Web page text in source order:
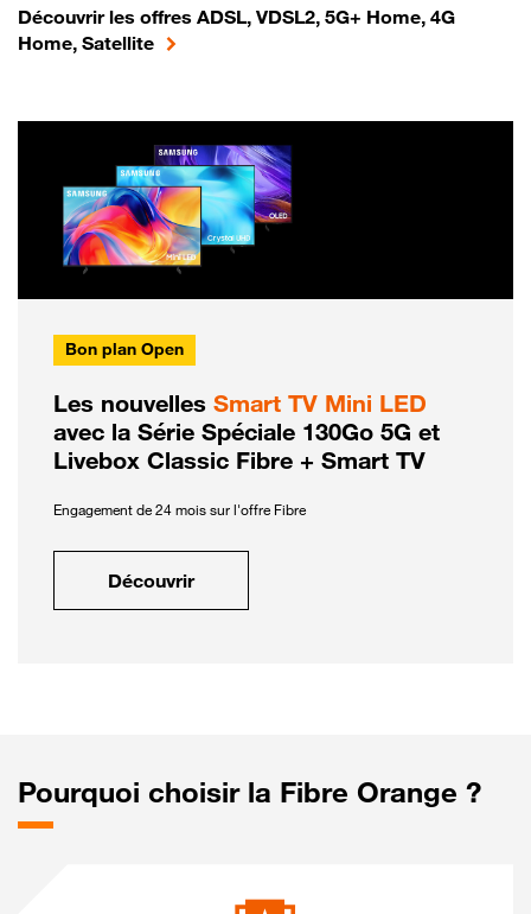
Découvrir les offres ADSL, VDSL2, 5G+ Home, 4G
Home, Satellite
Bon plan Open
Les nouvelles Smart TV Mini LED
avec la Série Spéciale 130Go 5G et
Livebox Classic Fibre + Smart TV
Engagement de 24 mois sur l'offre Fibre
Découvrir
Pourquoi choisir la Fibre Orange ?